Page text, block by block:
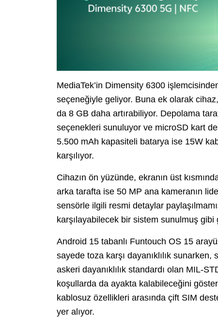
MediaTek’in Dimensity 6300
seçeneğiyle geliyor. Buna ek olarak
da 8 GB daha artırabiliyor. Depolama
seçenekleri sunuluyor ve microSD kart
5.500 mAh kapasiteli batarya ise 15W
karşılıyor.
Cihazın ön yüzünde, ekranın üst
arka tarafta ise 50 MP ana kameranın
sensörle ilgili resmi detaylar
karşılayabilecek bir sistem sunulmuş gibi
Android 15 tabanlı Funtouch OS 15
sayede toza karşı dayanıklılık sunarken,
askeri dayanıklılık standardı olan MIL-
koşullarda da ayakta kalabileceğini
kablosuz özellikleri arasında çift SIM
yer alıyor.